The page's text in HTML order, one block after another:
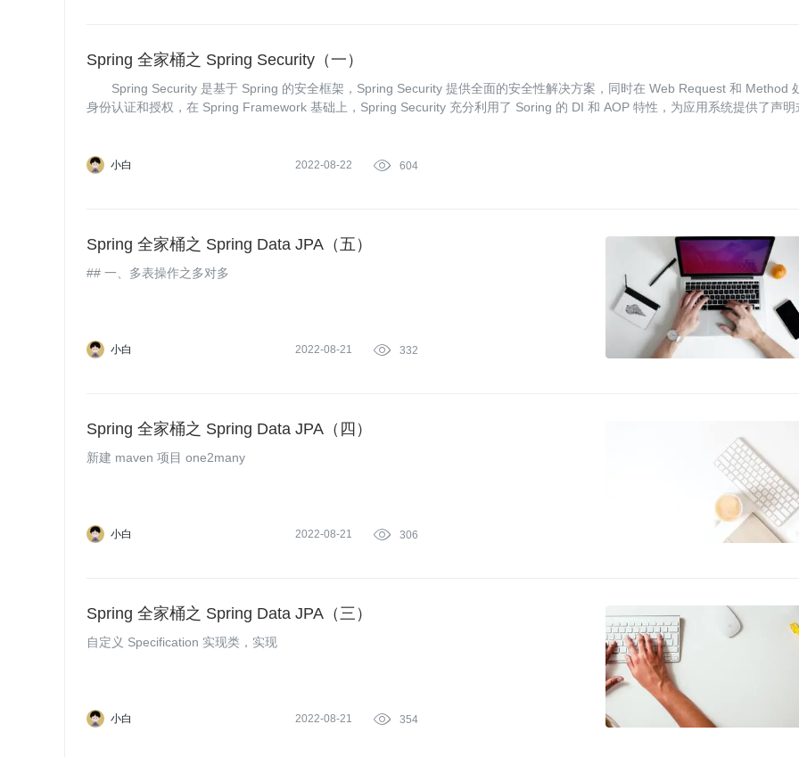
Spring 全家桶之 Spring Security（一）
Spring Security 是基于 Spring 的安全框架，Spring Security 提供全面的安全性解决方案，同时在 Web Request 和 Method
身份认证和授权，在 Spring Framework 基础上，Spring Security 充分利用了 Soring 的 DI 和 AOP 特性，为应用系统提供了声明
小白 2022-08-22  604
Spring 全家桶之 Spring Data JPA（五）
## 一、多表操作之多对多
小白 2022-08-21  332
Spring 全家桶之 Spring Data JPA（四）
新建 maven 项目 one2many
小白 2022-08-21  306
Spring 全家桶之 Spring Data JPA（三）
自定义 Specification 实现类，实现
小白 2022-08-21  354